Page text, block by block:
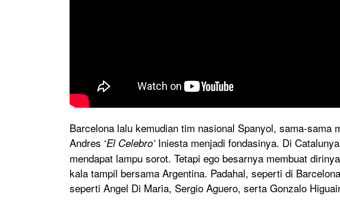
Barcelona lalu kemudian tim nasional Spanyol, sama-sama
Andres ‘El Celebro’Iniesta menjadi fondasinya. Di
mendapat lampu sorot. Tetapi ego besarnya membuat
kala tampil bersama Argentina. Padahal, seperti di
seperti Angel Di Maria, Sergio Aguero, serta Gonzalo